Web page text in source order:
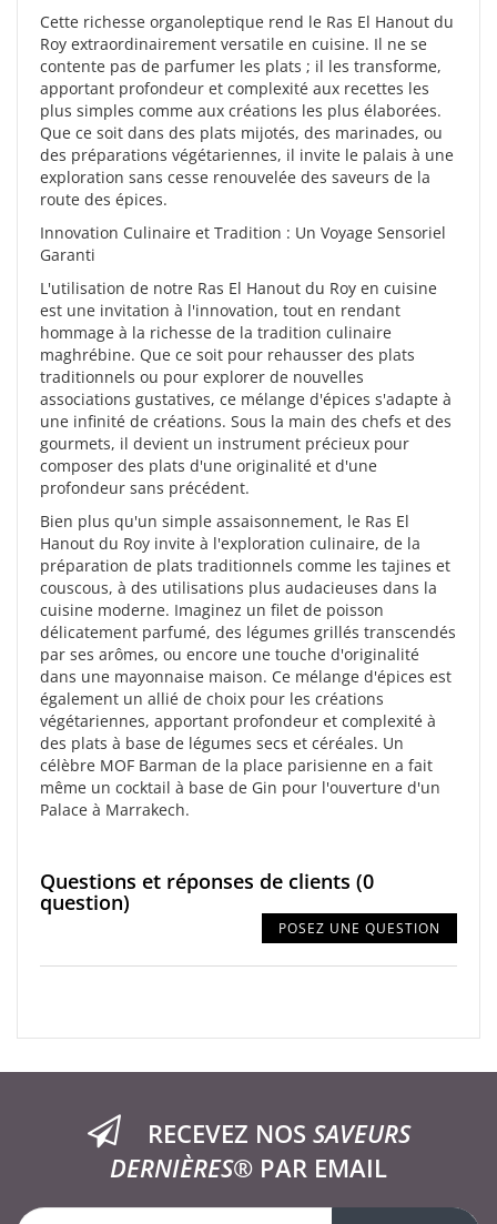
Cette richesse organoleptique rend le Ras El Hanout du
Roy extraordinairement versatile en cuisine. Il ne se
contente pas de parfumer les plats ; il les transforme,
apportant profondeur et complexité aux recettes les
plus simples comme aux créations les plus élaborées.
Que ce soit dans des plats mijotés, des marinades, ou
des préparations végétariennes, il invite le palais à une
exploration sans cesse renouvelée des saveurs de la
route des épices.
Innovation Culinaire et Tradition : Un Voyage Sensoriel
Garanti
L'utilisation de notre Ras El Hanout du Roy en cuisine
est une invitation à l'innovation, tout en rendant
hommage à la richesse de la tradition culinaire
maghrébine. Que ce soit pour rehausser des plats
traditionnels ou pour explorer de nouvelles
associations gustatives, ce mélange d'épices s'adapte à
une infinité de créations. Sous la main des chefs et des
gourmets, il devient un instrument précieux pour
composer des plats d'une originalité et d'une
profondeur sans précédent.
Bien plus qu'un simple assaisonnement, le Ras El
Hanout du Roy invite à l'exploration culinaire, de la
préparation de plats traditionnels comme les tajines et
couscous, à des utilisations plus audacieuses dans la
cuisine moderne. Imaginez un filet de poisson
délicatement parfumé, des légumes grillés transcendés
par ses arômes, ou encore une touche d'originalité
dans une mayonnaise maison. Ce mélange d'épices est
également un allié de choix pour les créations
végétariennes, apportant profondeur et complexité à
des plats à base de légumes secs et céréales. Un
célèbre MOF Barman de la place parisienne en a fait
même un cocktail à base de Gin pour l'ouverture d'un
Palace à Marrakech.
Questions et réponses de clients (0
question)
POSEZ UNE QUESTION
RECEVEZ NOS SAVEURS
DERNIÈRES® PAR EMAIL